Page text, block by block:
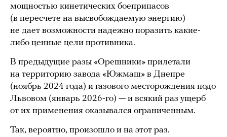
мощностью кинетических боеприпасов
(в пересчете на высвобождаемую энергию)
не дает возможности надежно поразить какие-
либо ценные цели противника.
В предыдущие разы «Орешники» прилетали
на территорию завода «Южмаш» в Днепре
(ноябрь 2024 года) и газового месторождения подо
Львовом (январь 2026-го) — и всякий раз ущерб
от их применения оказывался ограниченным.
Так, вероятно, произошло и на этот раз.